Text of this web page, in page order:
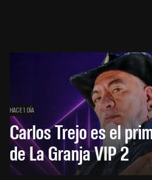
HACE 1 DÍA
Carlos Trejo es el
de La Granja VIP 2